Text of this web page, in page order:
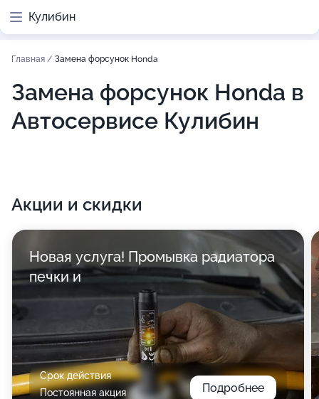
Кулибин
Главная / Замена форсунок Honda
Замена форсунок Honda в
Автосервисе Кулибин
Акции и скидки
Новая услуга! Промывка радиатора
печки и
Срок действия
Постоянная акция
Подробнее